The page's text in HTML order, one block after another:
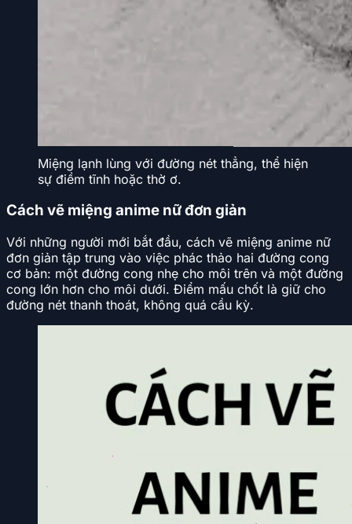
Miệng lạnh lùng với đường nét thẳng, thể hiện
sự điềm tĩnh hoặc thờ ơ.
Cách vẽ miệng anime nữ đơn giản
Với những người mới bắt đầu, cách vẽ miệng anime nữ
đơn giản tập trung vào việc phác thảo hai đường cong
cơ bản: một đường cong nhẹ cho môi trên và một đường
cong lớn hơn cho môi dưới. Điểm mấu chốt là giữ cho
đường nét thanh thoát, không quá cầu kỳ.